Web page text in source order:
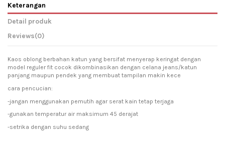
Keterangan
Detail produk
Reviews(0)
Kaos oblong berbahan katun yang bersifat menyerap keringat dengan
model reguler fit cocok dikombinasikan dengan celana jeans/katun
panjang maupun pendek yang membuat tampilan makin kece
cara pencucian:
-jangan menggunakan pemutih agar serat kain tetap terjaga
-gunakan temperatur air maksimum 45 derajat
-setrika dengan suhu sedang